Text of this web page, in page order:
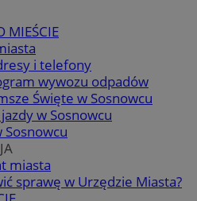
MIEŚCIE
i telefony
wywozu odpadów
Święte w Sosnowcu
jazdy w Sosnowcu
Sosnowcu
miasta
sprawę w Urzędzie Miasta?